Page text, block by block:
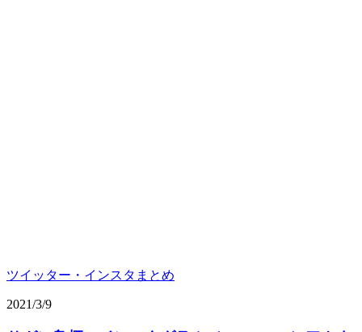
ツイッター・インスタまとめ
2021/3/9